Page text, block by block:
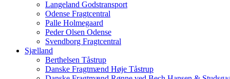
Langeland Godstransport
Odense Fragtcentral
Palle Holmegaard
Peder Olsen Odense
Svendborg Fragtcentral
Sjælland
Berthelsen Tåstrup
Danske Fragtmænd Høje Tåstrup